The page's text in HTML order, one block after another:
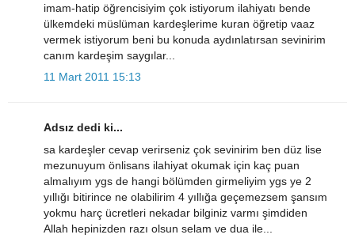
imam-hatip öğrencisiyim çok istiyorum ilahiyatı bende
ülkemdeki müslüman kardeşlerime kuran öğretip vaaz
vermek istiyorum beni bu konuda aydınlatırsan sevinirim
canım kardeşim saygılar...
11 Mart 2011 15:13
Adsız dedi ki...
sa kardeşler cevap verirseniz çok sevinirim ben düz lise
mezunuyum önlisans ilahiyat okumak için kaç puan
almalıyım ygs de hangi bölümden girmeliyim ygs ye 2
yıllığı bitirince ne olabilirim 4 yıllığa geçemezsem şansım
yokmu harç ücretleri nekadar bilginiz varmı şimdiden
Allah hepinizden razı olsun selam ve dua ile...